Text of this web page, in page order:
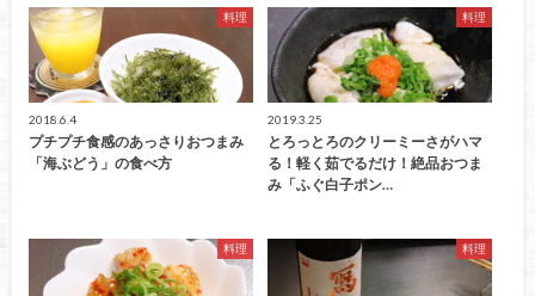
料理
2018.6.4
プチプチ食感のあっさりおつまみ
「海ぶどう」の食べ方
料理
2019.3.25
とろっとろのクリーミーさがハマ
る！軽く茹でるだけ！絶品おつま
み「ふぐ白子ポン…
料理 料理